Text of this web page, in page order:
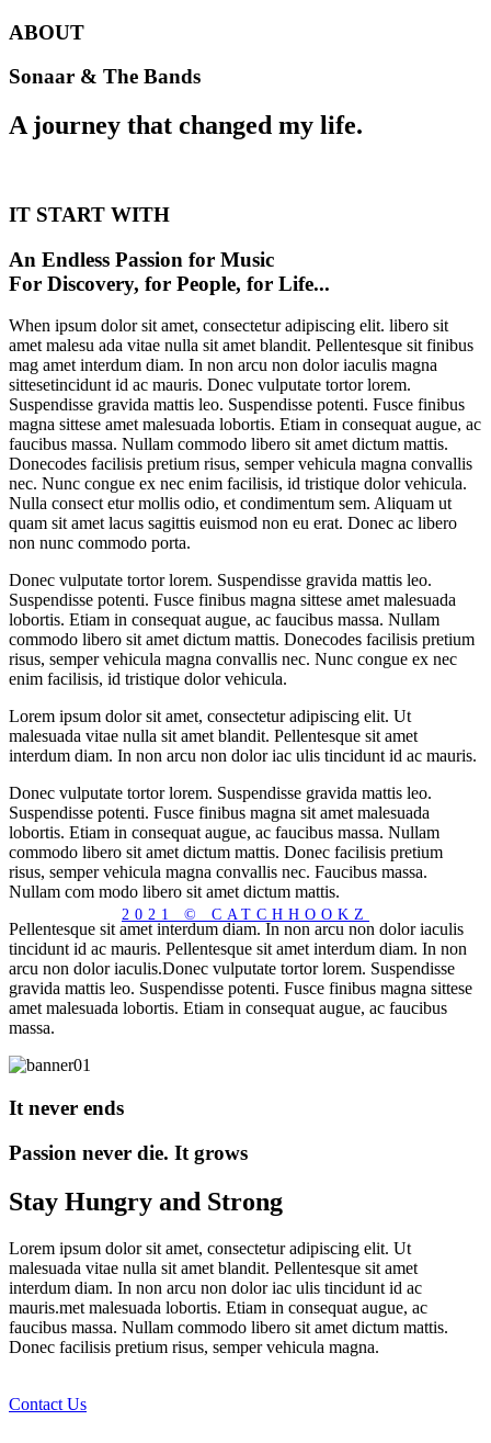
ABOUT
Sonaar & The Bands
A journey that changed my life.
IT START WITH
An Endless Passion for Music
For Discovery, for People, for Life...
When ipsum dolor sit amet, consectetur adipiscing elit. libero sit
amet malesu ada vitae nulla sit amet blandit. Pellentesque sit finibus
mag amet interdum diam. In non arcu non dolor iaculis magna
sittesetincidunt id ac mauris. Donec vulputate tortor lorem.
Suspendisse gravida mattis leo. Suspendisse potenti. Fusce finibus
magna sittese amet malesuada lobortis. Etiam in consequat augue, ac
faucibus massa. Nullam commodo libero sit amet dictum mattis.
Donecodes facilisis pretium risus, semper vehicula magna convallis
nec. Nunc congue ex nec enim facilisis, id tristique dolor vehicula.
Nulla consect etur mollis odio, et condimentum sem. Aliquam ut
quam sit amet lacus sagittis euismod non eu erat. Donec ac libero
non nunc commodo porta.
Donec vulputate tortor lorem. Suspendisse gravida mattis leo.
Suspendisse potenti. Fusce finibus magna sittese amet malesuada
lobortis. Etiam in consequat augue, ac faucibus massa. Nullam
commodo libero sit amet dictum mattis. Donecodes facilisis pretium
risus, semper vehicula magna convallis nec. Nunc congue ex nec
enim facilisis, id tristique dolor vehicula.
Lorem ipsum dolor sit amet, consectetur adipiscing elit. Ut
malesuada vitae nulla sit amet blandit. Pellentesque sit amet
interdum diam. In non arcu non dolor iac ulis tincidunt id ac mauris.
Donec vulputate tortor lorem. Suspendisse gravida mattis leo.
Suspendisse potenti. Fusce finibus magna sit amet malesuada
lobortis. Etiam in consequat augue, ac faucibus massa. Nullam
commodo libero sit amet dictum mattis. Donec facilisis pretium
risus, semper vehicula magna convallis nec. Faucibus massa.
Nullam com modo libero sit amet dictum mattis.
Pellentesque sit amet interdum diam. In non arcu non dolor iaculis
tincidunt id ac mauris. Pellentesque sit amet interdum diam. In non
arcu non dolor iaculis.Donec vulputate tortor lorem. Suspendisse
gravida mattis leo. Suspendisse potenti. Fusce finibus magna sittese
amet malesuada lobortis. Etiam in consequat augue, ac faucibus
massa.
It never ends
Passion never die. It grows
Stay Hungry and Strong
Lorem ipsum dolor sit amet, consectetur adipiscing elit. Ut
malesuada vitae nulla sit amet blandit. Pellentesque sit amet
interdum diam. In non arcu non dolor iac ulis tincidunt id ac
mauris.met malesuada lobortis. Etiam in consequat augue, ac
faucibus massa. Nullam commodo libero sit amet dictum mattis.
Donec facilisis pretium risus, semper vehicula magna.
Contact Us
2021 © CATCHHOOKZ